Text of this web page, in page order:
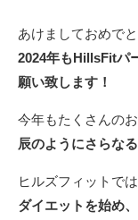
あけましておめで
2024年もHillsFitパ
願い致します！
今年もたくさんの
辰のようにさらな
ヒルズフィットでは
ダイエットを始め